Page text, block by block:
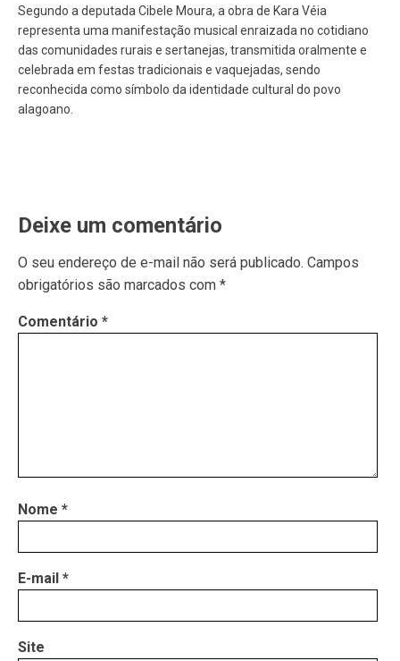
Segundo a deputada Cibele Moura, a obra de Kara Véia
representa uma manifestação musical enraizada no cotidiano
das comunidades rurais e sertanejas, transmitida oralmente e
celebrada em festas tradicionais e vaquejadas, sendo
reconhecida como símbolo da identidade cultural do povo
alagoano.
Deixe um comentário
O seu endereço de e-mail não será publicado. Campos
obrigatórios são marcados com *
Comentário *
Nome *
E-mail *
Site